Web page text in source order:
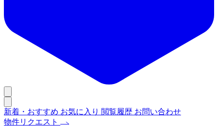
新着・おすすめ お気に入り 閲覧履歴 お問い合わせ
物件リクエスト